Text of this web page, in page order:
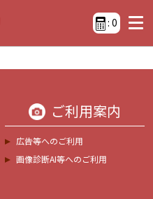
: 0
ご利用案内
広告等へのご利用
画像診断AI等へのご利用